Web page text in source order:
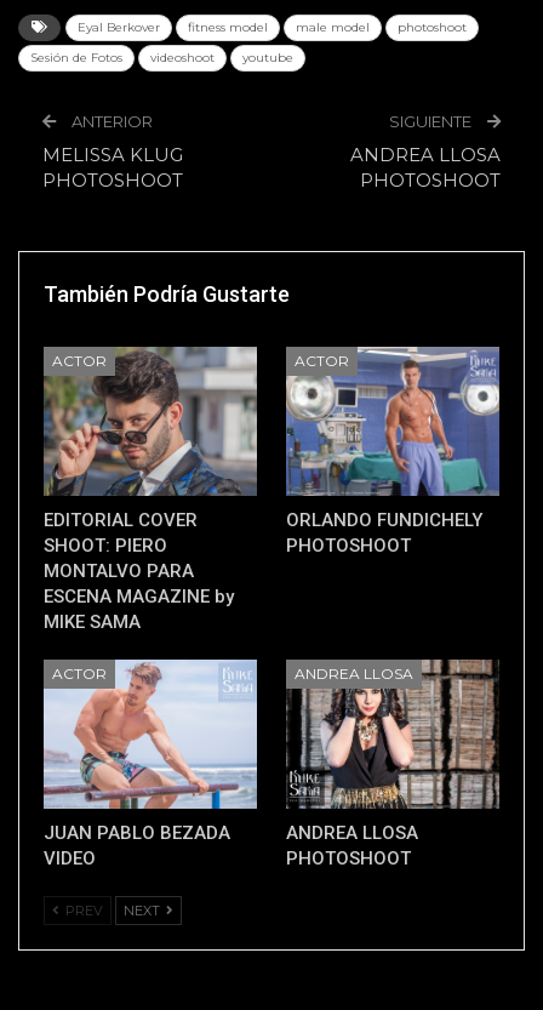
Eyal Berkover fitness model male model
photoshoot
Sesión de Fotos
videoshoot youtube
ANTERIOR
MELISSA KLUG
PHOTOSHOOT
SIGUIENTE
ANDREA LLOSA
PHOTOSHOOT
También Podría Gustarte
ACTOR
EDITORIAL COVER
SHOOT: PIERO
MONTALVO PARA
ESCENA MAGAZINE by
MIKE SAMA
ACTOR
ORLANDO FUNDICHELY
PHOTOSHOOT
ACTOR
JUAN PABLO BEZADA
VIDEO
ANDREA LLOSA
ANDREA LLOSA
PHOTOSHOOT
PREV NEXT